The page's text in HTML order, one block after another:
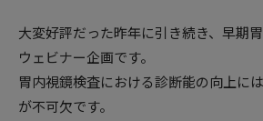
大変好評だった昨年に引き続き、早期
ウェビナー企画です。
胃内視鏡検査における診断能の向上に
が不可欠です。